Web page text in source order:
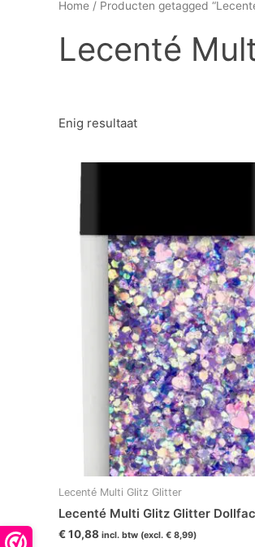
Home / Producten getagged
Lecenté
Enig resultaat
Lecenté Multi Glitz Glitter
Lecenté Multi Glitz Glitter
€10,88 incl. btw (excl. € 8,99)